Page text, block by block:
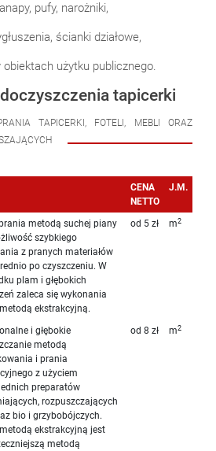
pufy, narożniki,
ścianki działowe,
użytku publicznego.
tapicerki
TAPICERKI, FOTELI, MEBLI ORAZ
CENA
NETTO
J.M.
metodą suchej piany
szybkiego
z pranych materiałów
po czyszczeniu. W
plam i głębokich
zaleca się wykonania
ekstrakcyjną.
od 5 zł m2
i głębokie
metodą
i prania
z użyciem
preparatów
rozpuszczających
bio i grzybobójczych.
ekstrakcyjną jest
metodą
od 8 zł m2